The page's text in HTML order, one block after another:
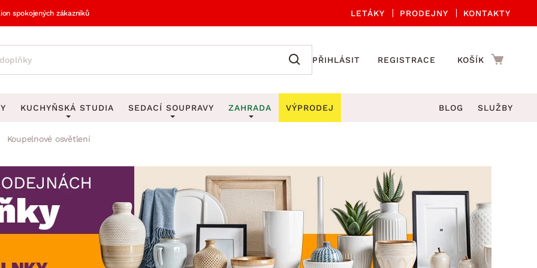
spokojených zákazníků LETÁKY PRODEJNY KONTAKTY
PŘIHLÁSIT REGISTRACE KOŠÍK
DEKORACE
Obrazy
Zrcadla
Zobrazit vše
Věšáky na klíče
Stojany na deštníky
Stojany na noviny
Stojany na oblečení
Zobrazit vše
Kuchyňské příslušenství
Kuchyňské doplňky
Koupelnové doplňky
Zahradní doplňky
Zobrazit vše
KUCHYŇSKÁ STUDIA SEDACÍ SOUPRAVY
Rohové sedací soupravy
Sedací soupravy 3-2-1
Sedací soupravy na míru
ZAHRADA
Zahradní židle a křesla
Zahradní lavice
Zahradní stoly
Zahradní houpačky
Zahradní lehátka
VÝPRODEJ BLOG SLUŽBY
Koupelnové osvětlení